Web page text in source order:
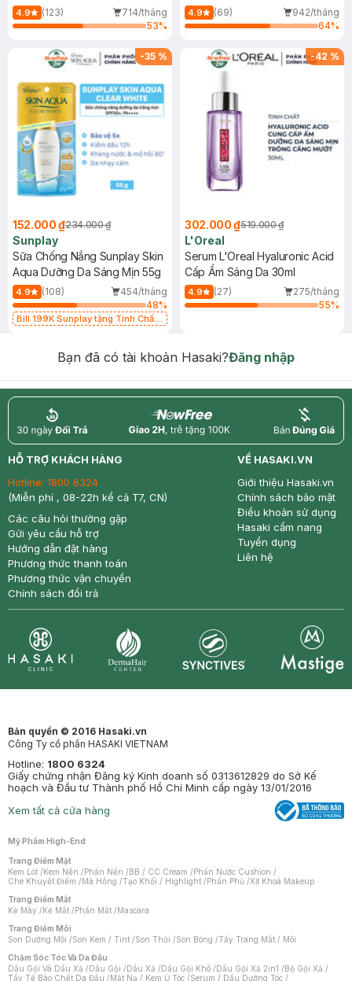
4.9 (123)
714/tháng
53%
(Mới)
4.9 (69)
942/tháng
64%
-35 %
152.000 ₫234.000 ₫
Sunplay
Sữa Chống Nắng Sunplay Skin
Aqua Dưỡng Da Sáng Mịn 55g
4.9 (108)
454/tháng
48%
Bill 199K Sunplay tặng Tinh Chất
-42 %
302.000 ₫519.000 ₫
L'Oreal
Serum L'Oreal Hyaluronic Acid
Cấp Ẩm Sáng Da 30ml
4.9 (27)
275/tháng
55%
Bạn đã có tài khoản Hasaki?Đăng nhập
return nowfree price
HỖ TRỢ KHÁCH HÀNG
Hotline: 1800 6324
(Miễn phí , 08-22h kể cả T7, CN)
Các câu hỏi thường gặp
Gửi yêu cầu hỗ trợ
Hướng dẫn đặt hàng
Phương thức thanh toán
Phương thức vận chuyển
Chính sách đổi trả
VỀ HASAKI.VN
Giới thiệu Hasaki.vn
Chính sách bảo mật
Điều khoản sử dụng
Hasaki cẩm nang
Tuyển dụng
Liên hệ
Bản quyền © 2016 Hasaki.vn
Công Ty cổ phần HASAKI VIETNAM
Hotline: 1800 6324
Giấy chứng nhận Đăng ký Kinh doanh số 0313612829 do Sở Kế
hoạch và Đầu tư Thành phố Hồ Chí Minh cấp ngày 13/01/2016
Xem tất cả cửa hàng
Mỹ Phẩm High-End
Trang Điểm Mặt
Kem Lót /Kem Nền /Phấn Nền /BB / CC Cream /Phấn Nước Cushion /
Che Khuyết Điểm /Má Hồng /Tạo Khối / Highlight /Phấn Phủ /Xịt Khoá Makeup
Trang Điểm Mắt
Kẻ Mày /Kẻ Mắt /Phấn Mắt /Mascara
Trang Điểm Môi
Son Dưỡng Môi /Son Kem / Tint /Son Thỏi /Son Bóng /Tẩy Trang Mắt / Môi
Chăm Sóc Tóc Và Da Đầu
Dầu Gội Và Dầu Xả /Dầu Gội /Dầu Xả /Dầu Gội Khô /Dầu Gội Xả 2in1 /Bộ Gội Xả /
Tẩy Tế Bào Chết Da Đầu /Mặt Nạ / Kem Ủ Tóc /Serum / Dầu Dưỡng Tóc /